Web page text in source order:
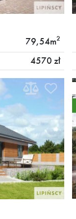
79,54m2
4570 zł